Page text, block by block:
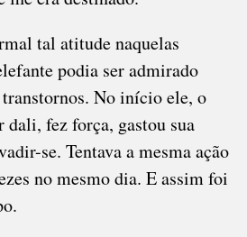
tal atitude naquelas
podia ser admirado
No início ele, o
dali, fez força, gastou sua
se. Tentava a mesma ação
no mesmo dia. E assim foi